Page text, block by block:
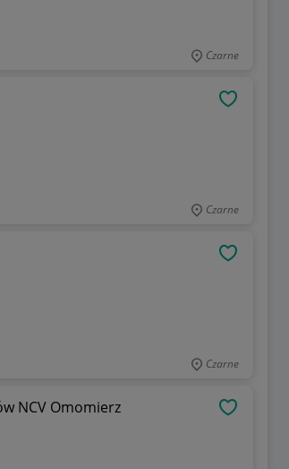
Czarne
Czarne
Czarne
Multimetr UNI-T UT890D+ wykrywacz napięcia przewodów NCV Omomierz